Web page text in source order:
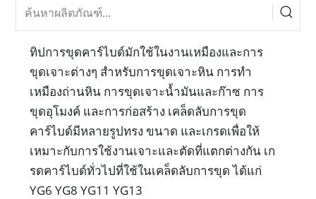
ทิปการขุดคาร์ไบด์มักใช้ในงานเหมืองและการ
ขุดเจาะต่างๆ สำหรับการขุดเจาะหิน การทำ
เหมืองถ่านหิน การขุดเจาะน้ำมันและก๊าซ การ
ขุดอุโมงค์ และการก่อสร้าง เคล็ดลับการขุด
คาร์ไบด์มีหลายรูปทรง ขนาด และเกรดเพื่อให้
เหมาะกับการใช้งานเจาะและตัดที่แตกต่างกัน เก
รดคาร์ไบด์ทั่วไปที่ใช้ในเคล็ดลับการขุด ได้แก่
YG6 YG8 YG11 YG13